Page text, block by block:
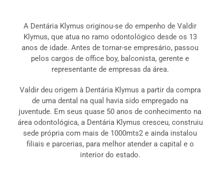
A Dentária Klymus originou-se do empenho de Valdir
Klymus, que atua no ramo odontológico desde os 13
anos de idade. Antes de tornar-se empresário, passou
pelos cargos de office boy, balconista, gerente e
representante de empresas da área.
Valdir deu origem à Dentária Klymus a partir da compra
de uma dental na qual havia sido empregado na
juventude. Em seus quase 50 anos de conhecimento na
área odontológica, a Dentária Klymus cresceu, construiu
sede própria com mais de 1000mts2 e ainda instalou
filiais e parcerias, para melhor atender a capital e o
interior do estado.